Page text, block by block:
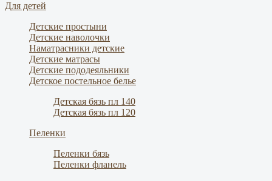
Для детей
Детские простыни
Детские наволочки
Наматрасники детские
Детские матрасы
Детские пододеяльники
Детское постельное белье
Детская бязь пл 140
Детская бязь пл 120
Пеленки
Пеленки бязь
Пеленки фланель